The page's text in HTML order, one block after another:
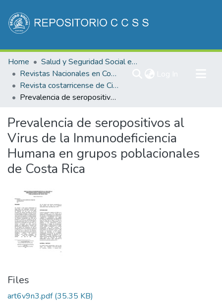
Communities & Collections
All of DSpace
Statistics
Home
Salud y Seguridad Social en Costa Rica
Revistas Nacionales en Costa Rica
Revista costarricense de Ciencias Médicas
Prevalencia de seropositivos al Virus de la Inmunodeficiencia Humana en grupos poblacionales de Costa Rica
Prevalencia de seropositivos al
Virus de la Inmunodeficiencia
Humana en grupos poblacionales
de Costa Rica
Files
art6v9n3.pdf(35.35 KB)